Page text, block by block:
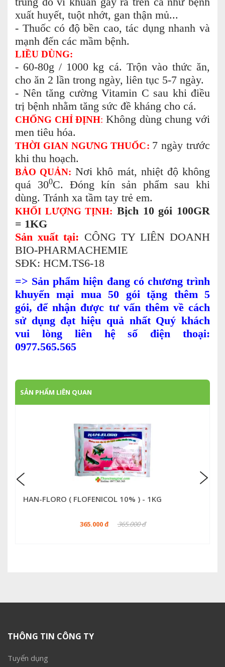
xuất huyết, tuột nhớt, gan thận mủ...
- Thuốc có độ bền cao, tác dụng nhanh và
mạnh đến các mầm bệnh.
LIỀU DÙNG:
- 60-80g / 1000 kg cá. Trộn vào thức ăn,
cho ăn 2 lần trong ngày, liên tục 5-7 ngày.
- Nên tăng cường Vitamin C sau khi điều
trị bệnh nhằm tăng sức đề kháng cho cá.
CHỐNG CHỈ ĐỊNH: Không dùng chung với
men tiêu hóa.
THỜI GIAN NGƯNG THUỐC: 7 ngày trước
khi thu hoạch.
BẢO QUẢN: Nơi khô mát, nhiệt độ không
quá 300C. Đóng kín sản phẩm sau khi
dùng. Tránh xa tầm tay trẻ em.
KHỐI LƯỢNG TỊNH: Bịch 10 gói 100GR
= 1KG
Sản xuất tại: CÔNG TY LIÊN DOANH
BIO-PHARMACHEMIE
SĐK: HCM.TS6-18
=> Sản phẩm hiện đang có chương trình
khuyến mại mua 50 gói tặng thêm 5
gói, để nhận được tư vấn thêm về cách
sử dụng đạt hiệu quả nhất Quý khách
vui lòng liên hệ số điện thoại:
0977.565.565
SẢN PHẨM LIÊN QUAN
HAN-FLORO ( FLOFENICOL 10% ) - 1KG
365.000 đ 365.000 đ
THÔNG TIN CÔNG TY
Tuyển dụng